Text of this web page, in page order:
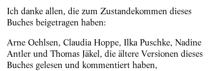
Ich danke allen, die zum Zustandekommen dieses
Buches beigetragen haben:
Arne Oehlsen, Claudia Hoppe, Ilka Puschke, Nadine
Antler und Thomas Jäkel, die ältere Versionen dieses
Buches gelesen und kommentiert haben,